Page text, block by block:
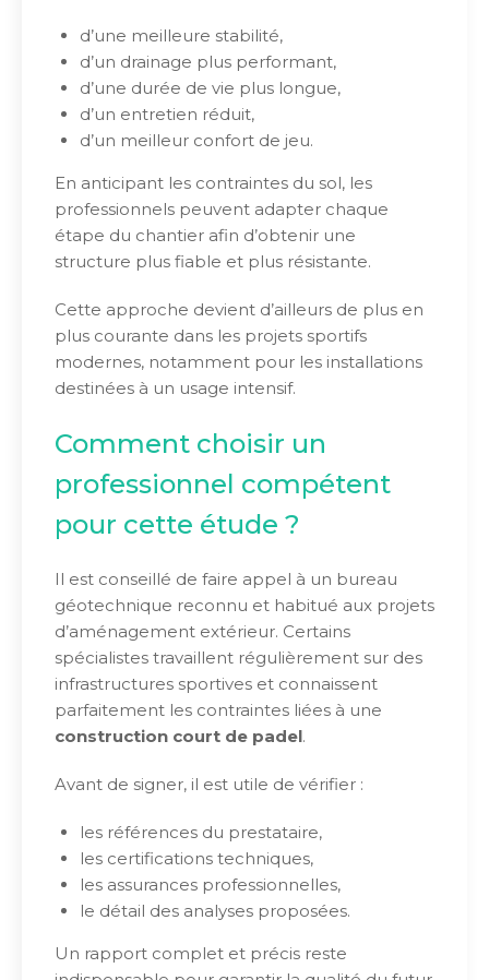
d’une meilleure stabilité,
d’un drainage plus performant,
d’une durée de vie plus longue,
d’un entretien réduit,
d’un meilleur confort de jeu.
En anticipant les contraintes du sol, les
professionnels peuvent adapter chaque
étape du chantier afin d’obtenir une
structure plus fiable et plus résistante.
Cette approche devient d’ailleurs de plus en
plus courante dans les projets sportifs
modernes, notamment pour les installations
destinées à un usage intensif.
Comment choisir un
professionnel compétent
pour cette étude ?
Il est conseillé de faire appel à un bureau
géotechnique reconnu et habitué aux projets
d’aménagement extérieur. Certains
spécialistes travaillent régulièrement sur des
infrastructures sportives et connaissent
parfaitement les contraintes liées à une
construction court de padel.
Avant de signer, il est utile de vérifier :
les références du prestataire,
les certifications techniques,
les assurances professionnelles,
le détail des analyses proposées.
Un rapport complet et précis reste